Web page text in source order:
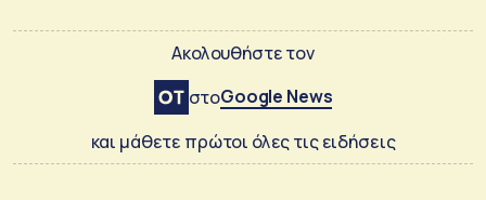
Ακολουθήστε τον
στοGoogle News
και μάθετε πρώτοι όλες τις ειδήσεις